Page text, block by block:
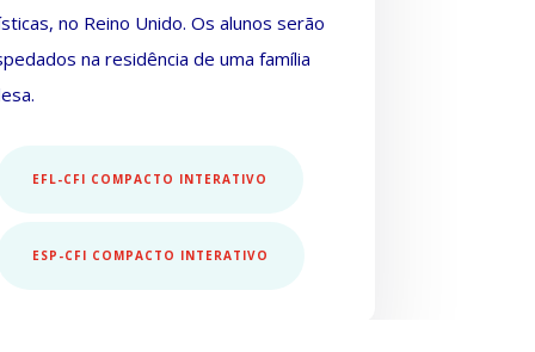
no Reino Unido. Os alunos serão
na residência de uma família
EFL-CFI COMPACTO INTERATIVO
ESP-CFI COMPACTO INTERATIVO